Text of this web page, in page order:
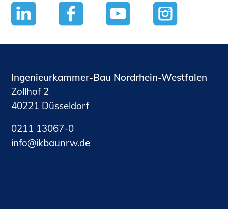
Ingenieurkammer-Bau Nordrhein-Westfalen
Zollhof 2
40221 Düsseldorf
0211 13067-0
nf
kb nrwd